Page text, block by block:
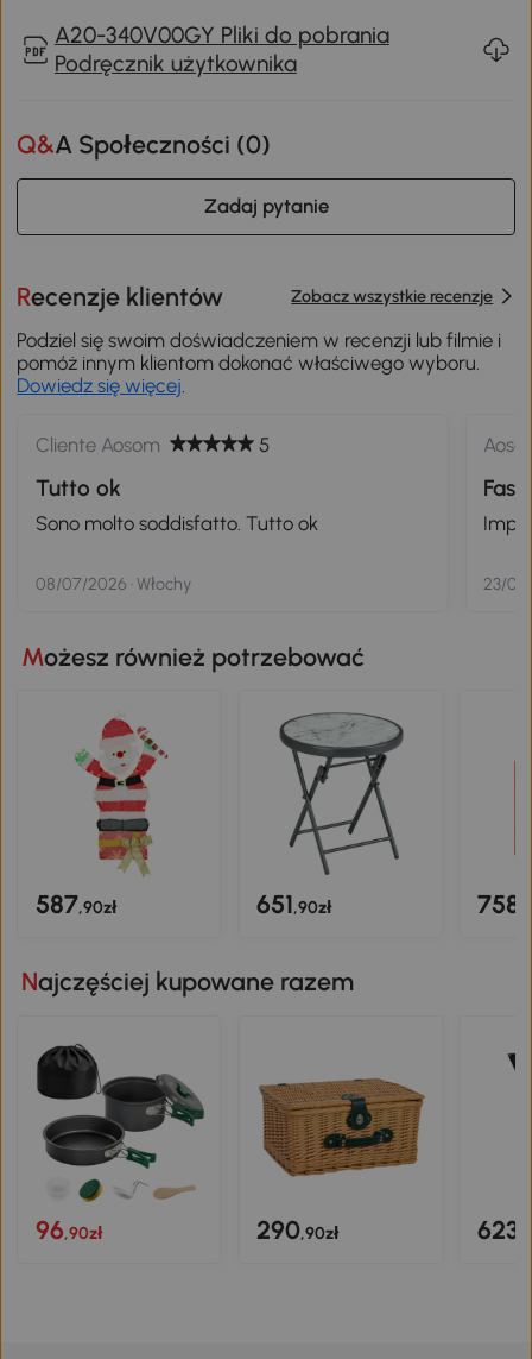
A20-340V00GY Pliki do pobrania
Podręcznik użytkownika
Q&A Społeczności (0)
Zadaj pytanie
Recenzje klientów Zobacz wszystkie recenzje
Podziel się swoim doświadczeniem w recenzji lub filmie i
pomóż innym klientom dokonać właściwego wyboru.
Dowiedz się więcej.
Cliente Aosom 5
Tutto ok
Sono molto soddisfatto. Tutto ok
08/07/2026 · Włochy 23/
Możesz również potrzebować
587,90zł 651,90zł 758
Najczęściej kupowane razem
96,90zł 290,90zł 623